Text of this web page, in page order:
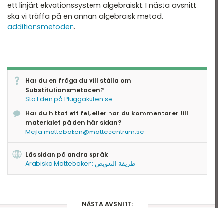
ett linjärt ekvationssystem algebraiskt. I nästa avsnitt
ska vi träffa på en annan algebraisk metod,
additionsmetoden.
Har du en fråga du vill ställa om
Substitutionsmetoden?
Ställ den på Pluggakuten.se
Har du hittat ett fel, eller har du kommentarer till
materialet på den här sidan?
Mejla matteboken@mattecentrum.se
Läs sidan på andra språk
Arabiska Matteboken: طريقة التعويض
NÄSTA AVSNITT: